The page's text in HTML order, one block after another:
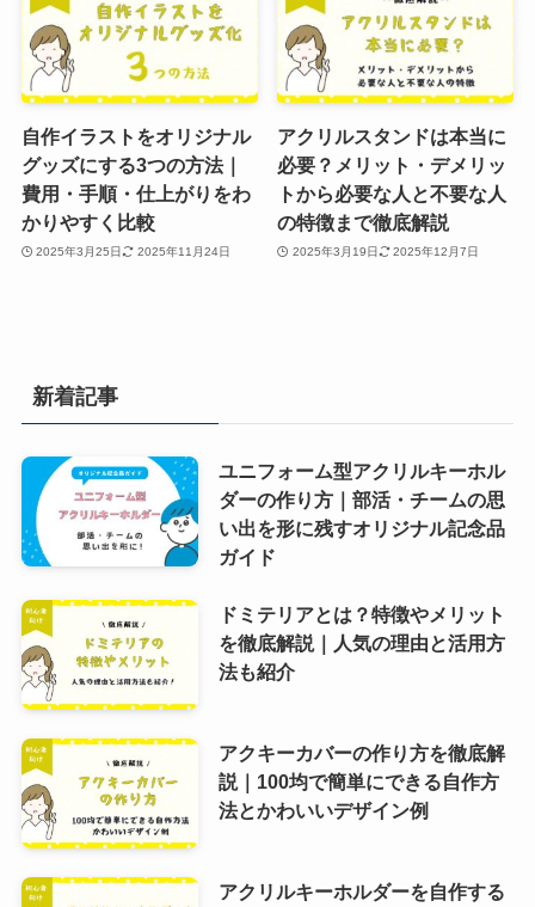
自作イラストをオリジナル
グッズにする3つの方法｜
費用・手順・仕上がりをわ
かりやすく比較
2025年3月25日 2025年11月24日
アクリルスタンドは本当に
必要？メリット・デメリッ
トから必要な人と不要な人
の特徴まで徹底解説
2025年3月19日 2025年12月7日
新着記事
ユニフォーム型アクリルキーホル
ダーの作り方｜部活・チームの思
い出を形に残すオリジナル記念品
ガイド
ドミテリアとは？特徴やメリット
を徹底解説｜人気の理由と活用方
法も紹介
アクキーカバーの作り方を徹底解
説｜100均で簡単にできる自作方
法とかわいいデザイン例
アクリルキーホルダーを自作する